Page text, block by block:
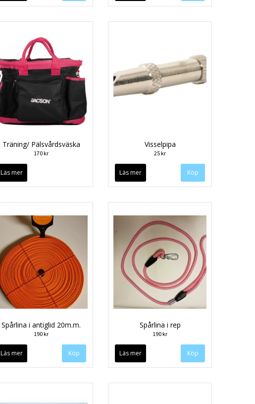
Träning/ Pälsvårdsväska
170 kr
Läs mer
Visselpipa
25 kr
Läs mer
Spårlina i antiglid 20m.m.
190 kr
Läs mer Köp
Spårlina i rep
190 kr
Läs mer Köp